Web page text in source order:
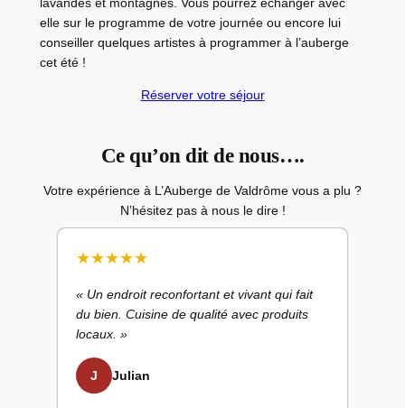
elle sur le programme de votre journée ou encore lui
conseiller quelques artistes à programmer à l’auberge
cet été !
Réserver votre séjour
Ce qu’on dit de nous….
Votre expérience à L’Auberge de Valdrôme vous a plu ?
N’hésitez pas à nous le dire !
★★★★★
« Un endroit reconfortant et vivant qui fait
du bien. Cuisine de qualité avec produits
locaux. »
J Julian